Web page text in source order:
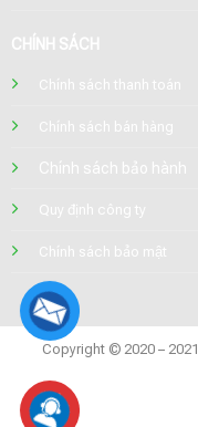
CHÍNH SÁCH
Chính sách thanh toán
Chính sách bán hàng
Chính sách bảo hành
Quy định công ty
Chính sách bảo mật
Copyright © 2020 – 2021